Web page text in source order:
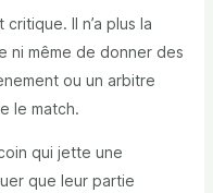
Il n’a plus la
ni même de donner des
ou un arbitre
le match.
qui jette une
que leur partie